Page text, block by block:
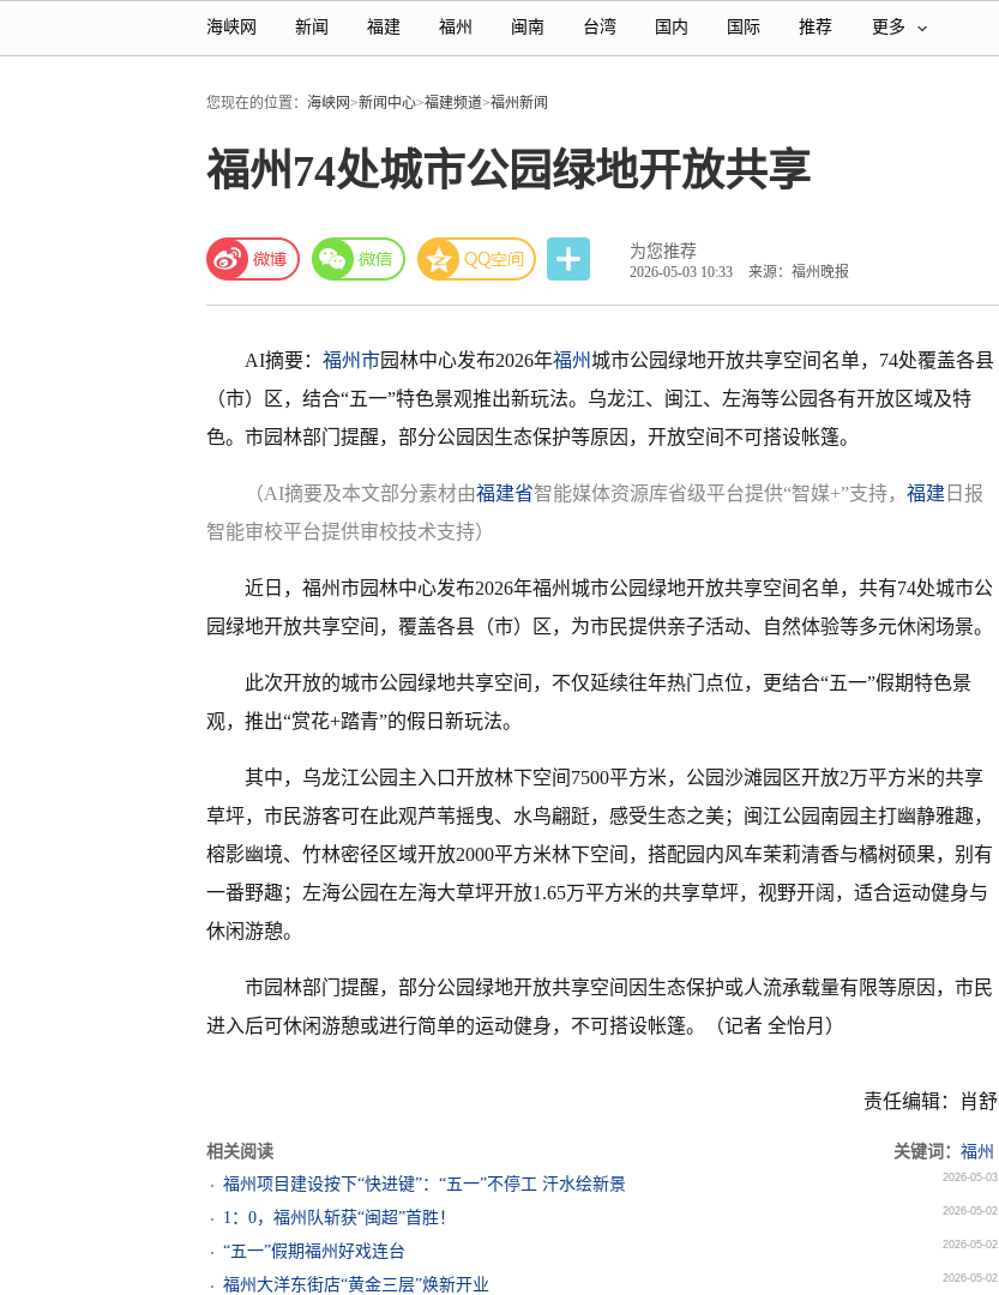
海峡网 新闻 福建 福州 闽南 台湾 国内 国际 推荐 更多
您现在的位置： 海峡网>新闻中心>福建频道>福州新闻
福州74处城市公园绿地开放共享
为您推荐
2026-05-03 10:33 来源：福州晚报
AI摘要： 福州市园林中心发布2026年福州城市公园绿地开放共享空间名单，74处覆盖各县
（市）区，结合“五一”特色景观推出新玩法。乌龙江、闽江、左海等公园各有开放区域及特
色。市园林部门提醒，部分公园因生态保护等原因，开放空间不可搭设帐篷。
（AI摘要及本文部分素材由福建省智能媒体资源库省级平台提供“智媒+”支持， 福建 日报
智能审校平台提供审校技术支持）
近日，福州市园林中心发布2026年福州城市公园绿地开放共享空间名单，共有74处城市公
园绿地开放共享空间，覆盖各县（市）区，为市民提供亲子活动、自然体验等多元休闲场景。
此次开放的城市公园绿地共享空间，不仅延续往年热门点位，更结合“五一”假期特色景
观，推出“赏花+踏青”的假日新玩法。
其中，乌龙江公园主入口开放林下空间7500平方米，公园沙滩园区开放2万平方米的共享
草坪，市民游客可在此观芦苇摇曳、水鸟翩跹，感受生态之美；闽江公园南园主打幽静雅趣，
榕影幽境、竹林密径区域开放2000平方米林下空间，搭配园内风车茉莉清香与橘树硕果，别有
一番野趣；左海公园在左海大草坪开放1.65万平方米的共享草坪，视野开阔，适合运动健身与
休闲游憩。
市园林部门提醒，部分公园绿地开放共享空间因生态保护或人流承载量有限等原因，市民
进入后可休闲游憩或进行简单的运动健身，不可搭设帐篷。（记者 全怡月）
责任编辑：肖舒
相关阅读 关键词： 福州
福州项目建设按下“快进键”：“五一”不停工 汗水绘新景
2026-05-03
1：0，福州队斩获“闽超”首胜！ 2026-05-02
“五一”假期福州好戏连台 2026-05-02
福州大洋东街店“黄金三层”焕新开业 2026-05-02